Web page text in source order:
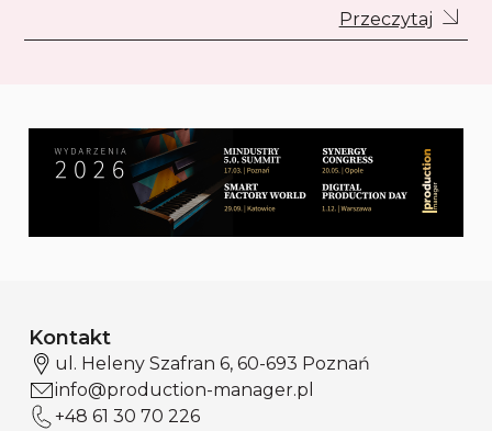
Przeczytaj
Kontakt
ul. Heleny Szafran 6, 60-693 Poznań
info@production-manager.pl
+48 61 30 70 226